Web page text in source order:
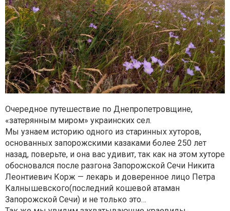
Очередное путешествие по Днепропетровщине,
«затерянным миром» украинских сел.
Мы узнаем историю одного из старинных хуторов,
основанных запорожскими казаками более 250 лет
назад, поверьте, и она вас удивит, так как на этом хуторе
обосновался после разгона Запорожской Сечи Никита
Леонтиевич Корж — лекарь и доверенное лицо Петра
Калнышевского(последний кошевой атаман
Запорожской Сечи) и не только это…